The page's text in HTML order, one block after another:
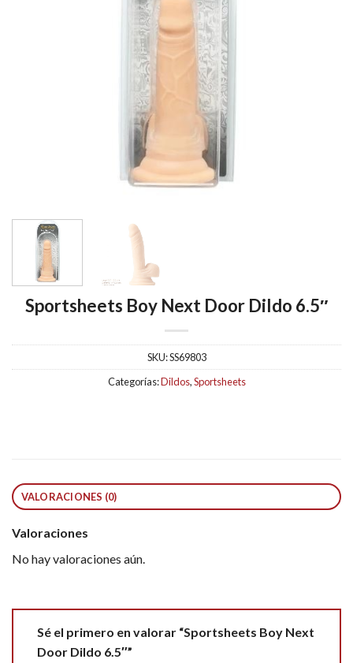
Sportsheets Boy Next Door Dildo 6.5″
SKU:SS69803
Categorías:Dildos,Sportsheets
VALORACIONES (0)
Valoraciones
No hay valoraciones aún.
Sé el primero en valorar “Sportsheets Boy Next
Door Dildo 6.5″”